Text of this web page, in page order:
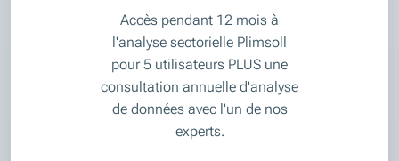
Accès pendant 12 mois à
l'analyse sectorielle Plimsoll
pour 5 utilisateurs PLUS une
consultation annuelle d'analyse
de données avec l'un de nos
experts.